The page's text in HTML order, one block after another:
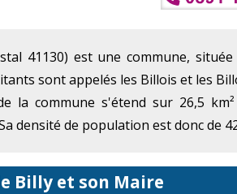
41130) est une commune, située
sont appelés les Billois et les
la commune s'étend sur 26,5
densité de population est donc de
Billy et son Maire